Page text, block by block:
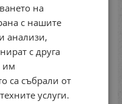
на
с нашите
анализи,
с друга
им
са събрали от
услуги.